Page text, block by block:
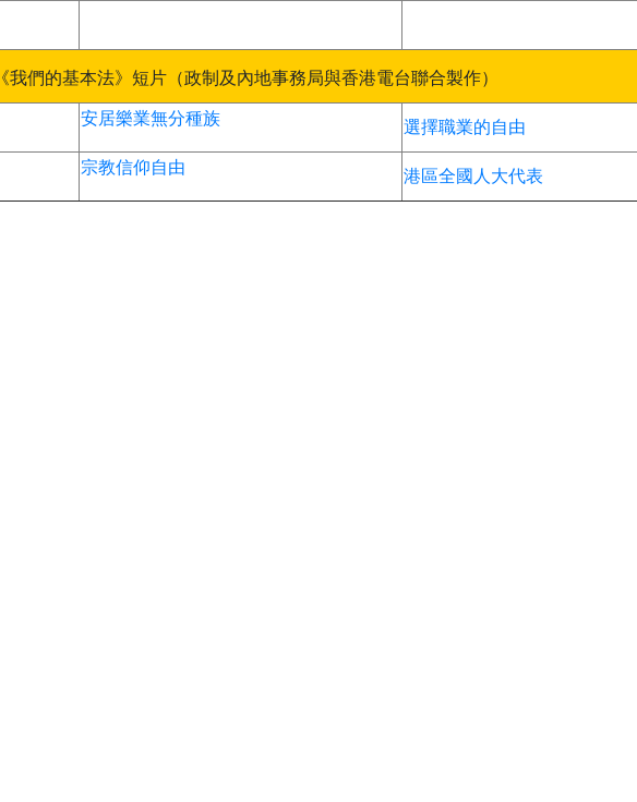
《我們的基本法》短片（政制及內地事務局與香港電台聯合製作）
安居樂業無分種族 選擇職業的自由
宗教信仰自由 港區全國人大代表